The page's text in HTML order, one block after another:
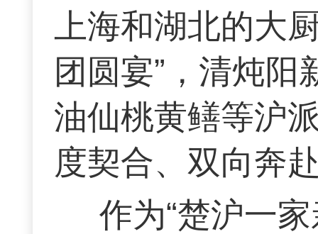
上海和湖北的大
团圆宴”，清炖
油仙桃黄鳝等沪
度契合、双向奔
作为“楚沪一